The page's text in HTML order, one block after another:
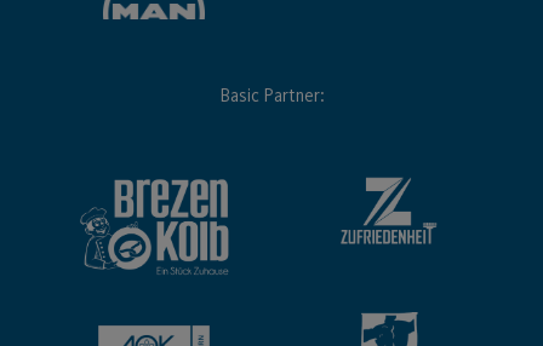
Basic Partner: